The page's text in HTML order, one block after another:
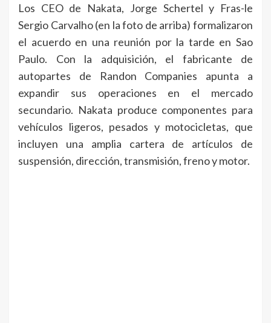
Los CEO de Nakata, Jorge Schertel y Fras-le
Sergio Carvalho (en la foto de arriba) formalizaron
el acuerdo en una reunión por la tarde en Sao
Paulo. Con la adquisición, el fabricante de
autopartes de Randon Companies apunta a
expandir sus operaciones en el mercado
secundario. Nakata produce componentes para
vehículos ligeros, pesados y motocicletas, que
incluyen una amplia cartera de artículos de
suspensión, dirección, transmisión, freno y motor.